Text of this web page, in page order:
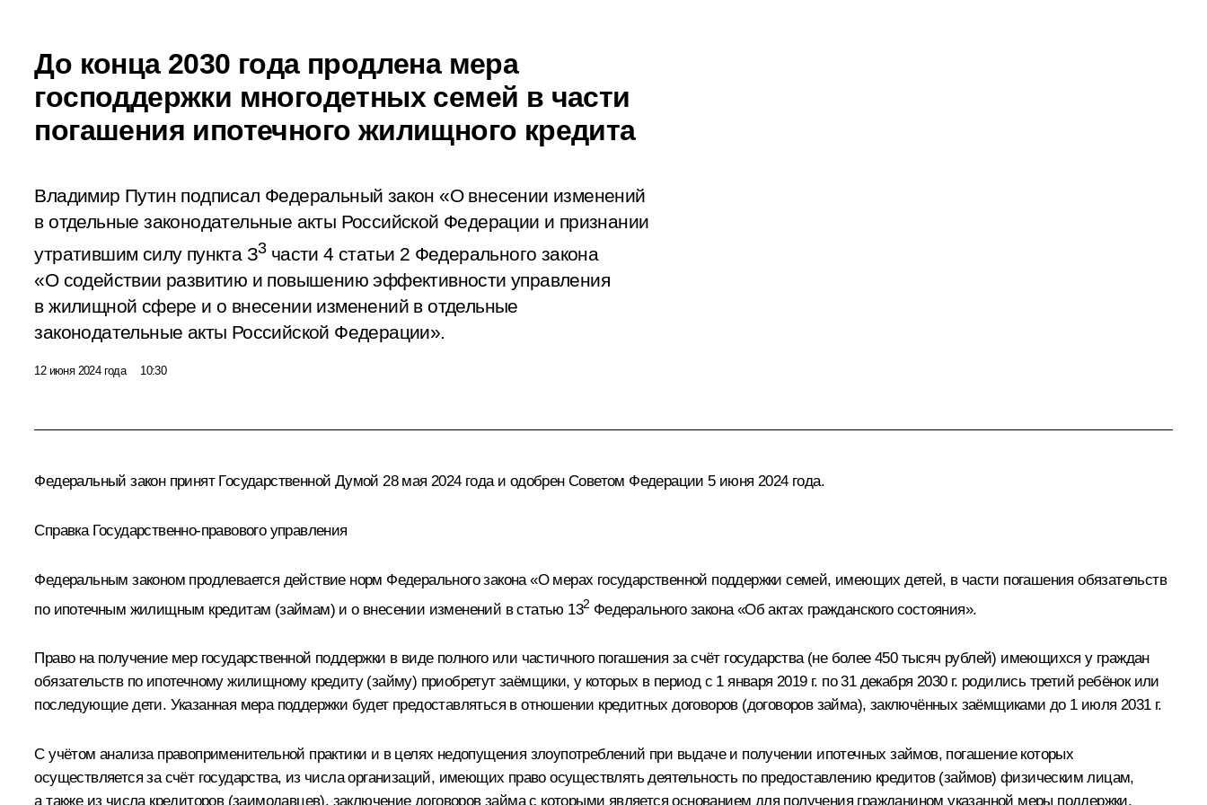
До конца 2030 года продлена мера
господдержки многодетных семей в части
погашения ипотечного жилищного кредита
Владимир Путин подписал Федеральный закон «О внесении изменений
в отдельные законодательные акты Российской Федерации и признании
утратившим силу пункта З3части 4 статьи 2 Федерального закона
«О содействии развитию и повышению эффективности управления
в жилищной сфере и о внесении изменений в отдельные
законодательные акты Российской Федерации».
12 июня 2024 года 10:30
Федеральный закон принят Государственной Думой 28 мая 2024 года и одобрен Советом Федерации 5 июня 2024 года.
Справка Государственно-правового управления
Федеральным законом продлевается действие норм Федерального закона «О мерах государственной поддержки семей, имеющих детей, в части погашения обязательств
по ипотечным жилищным кредитам (займам) и о внесении изменений в статью 132 Федерального закона «Об актах гражданского состояния».
Право на получение мер государственной поддержки в виде полного или частичного погашения за счёт государства (не более 450 тысяч рублей) имеющихся у граждан
обязательств по ипотечному жилищному кредиту (займу) приобретут заёмщики, у которых в период с 1 января 2019 г. по 31 декабря 2030 г. родились третий ребёнок или
последующие дети. Указанная мера поддержки будет предоставляться в отношении кредитных договоров (договоров займа), заключённых заёмщиками до 1 июля 2031 г.
С учётом анализа правоприменительной практики и в целях недопущения злоупотреблений при выдаче и получении ипотечных займов, погашение которых
осуществляется за счёт государства, из числа организаций, имеющих право осуществлять деятельность по предоставлению кредитов (займов) физическим лицам,
а также из числа кредиторов (заимодавцев), заключение договоров займа с которыми является основанием для получения гражданином указанной меры поддержки,